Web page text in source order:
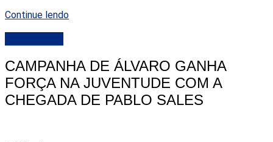
Continue lendo
CAMPANHA DE ÁLVARO GANHA
FORÇA NA JUVENTUDE COM A
CHEGADA DE PABLO SALES